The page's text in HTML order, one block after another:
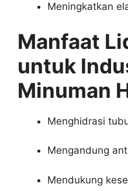
Meningkatkan
Manfaat
untuk
Minuman
Menghidrasi
Mengandung
Mendukung